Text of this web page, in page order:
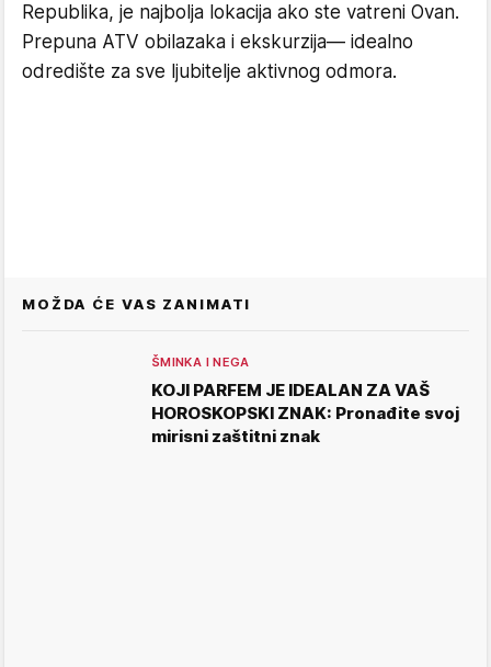
Republika, je najbolja lokacija ako ste vatreni Ovan.
Prepuna ATV obilazaka i ekskurzija— idealno
odredište za sve ljubitelje aktivnog odmora.
MOŽDA ĆE VAS ZANIMATI
ŠMINKA I NEGA
KOJI PARFEM JE IDEALAN ZA VAŠ
HOROSKOPSKI ZNAK: Pronađite svoj
mirisni zaštitni znak